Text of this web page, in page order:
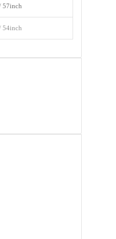
57inch
54inch